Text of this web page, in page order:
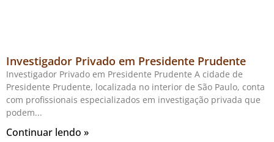
Investigador Privado em Presidente Prudente
Investigador Privado em Presidente Prudente A cidade de
Presidente Prudente, localizada no interior de São Paulo, conta
com profissionais especializados em investigação privada que
podem
Continuar lendo »